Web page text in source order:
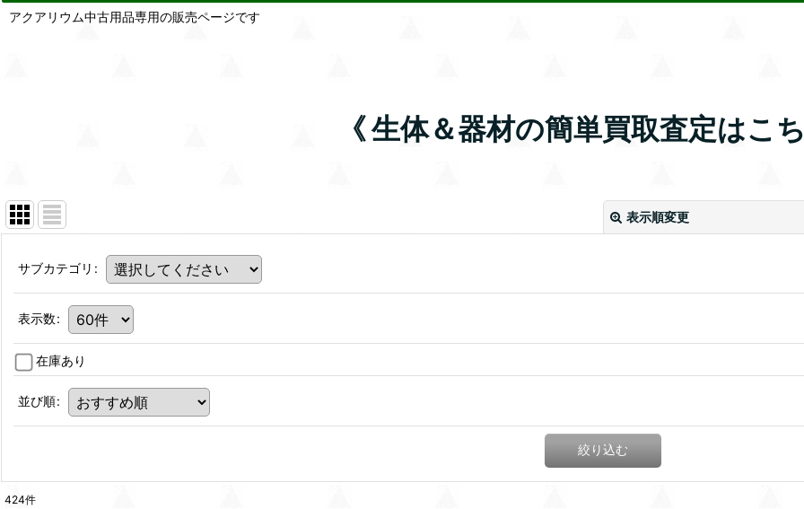
アクアリウム中古用品専用の販売ページです
《 生体＆器材の簡単買取査定はこ
表示順変更
サブカテゴリ :
表示数:
在庫あり
並び順:
絞り込む
424件